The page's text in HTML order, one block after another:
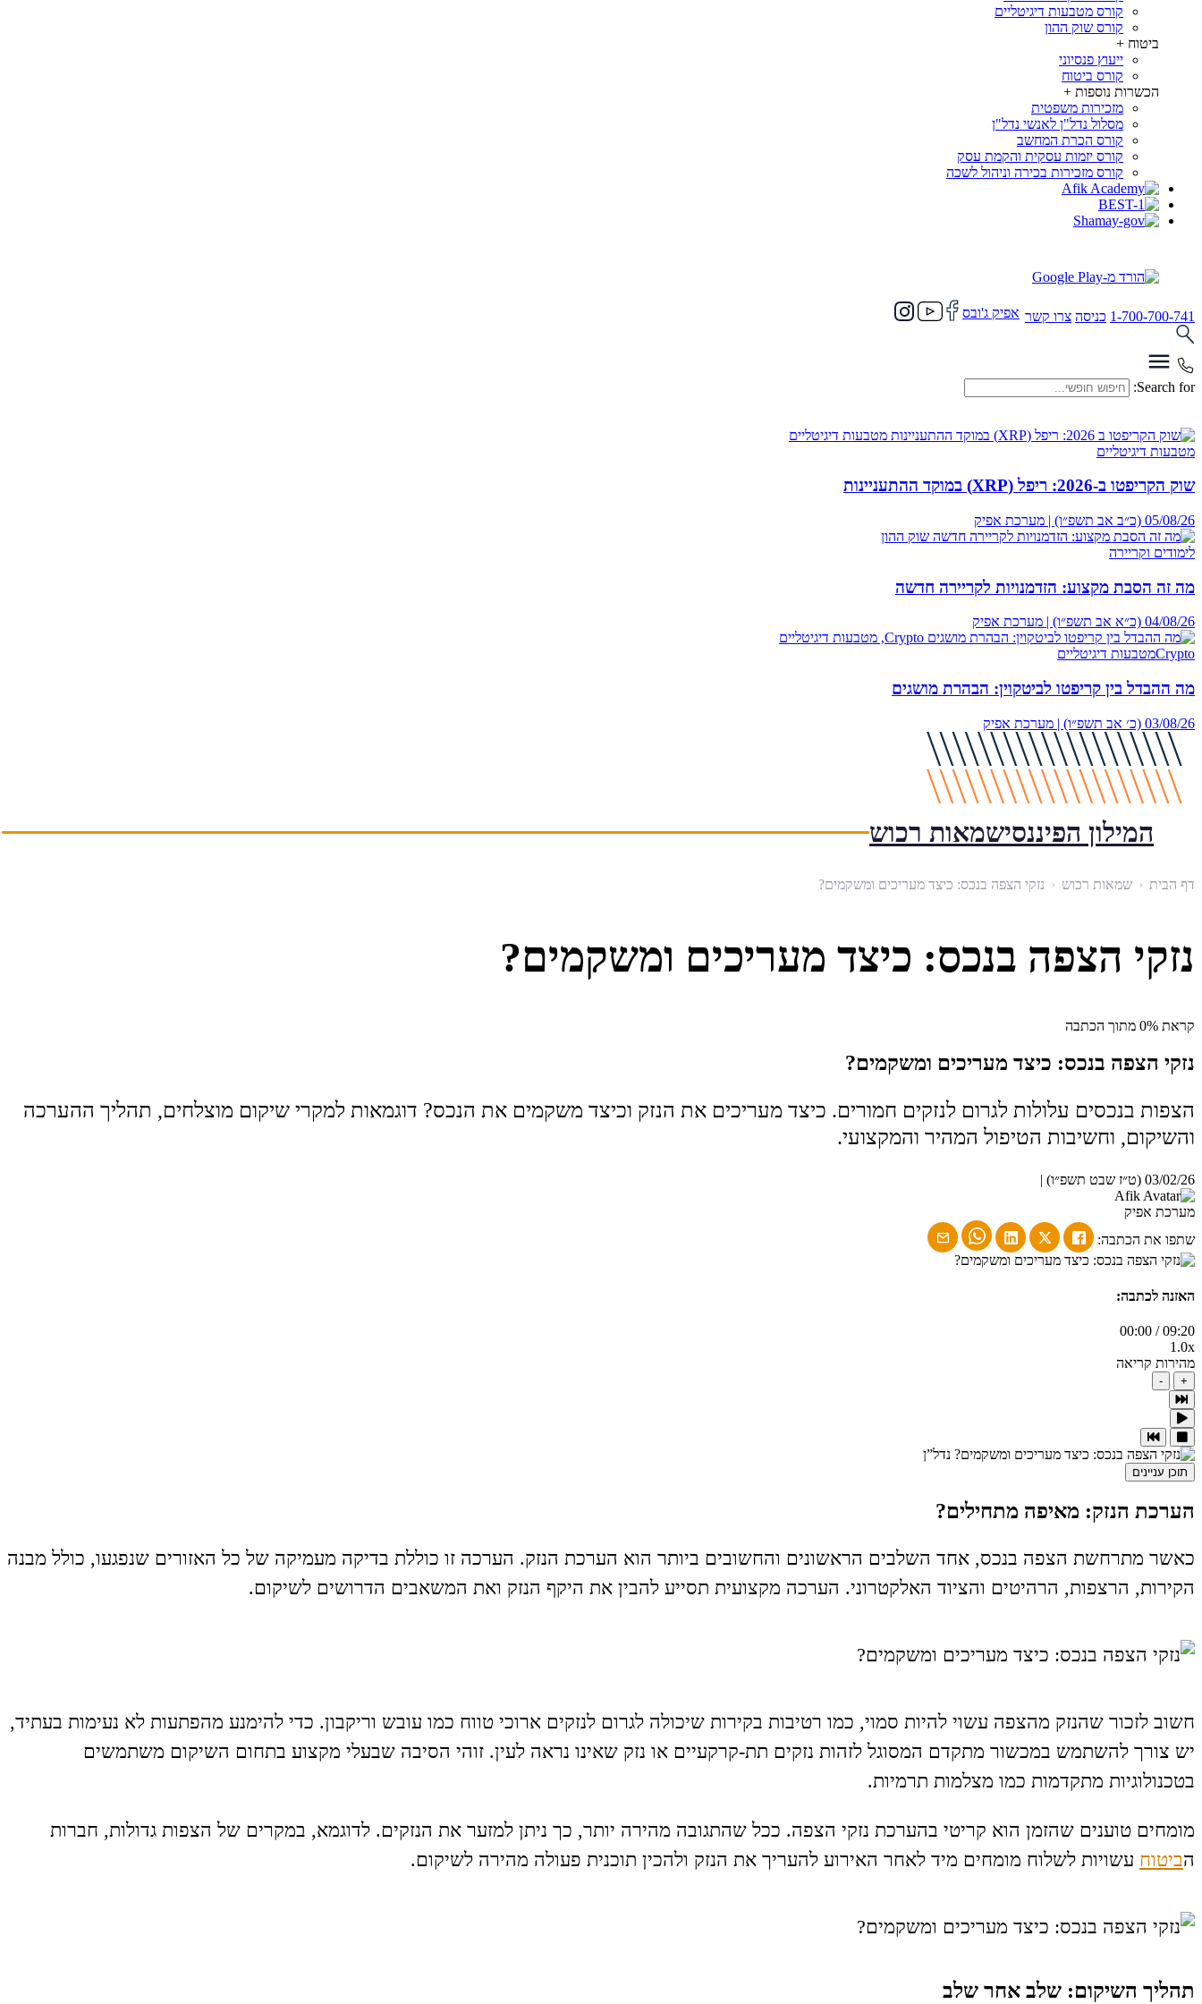
קורס מטבעות דיגיטליים
קורס שוק ההון
ביטוח +
ייעוץ פנסיוני
קורס ביטוח
הכשרות נוספות +
מזכירות משפטית
מסלול נדל"ן לאנשי נדל"ן
קורס הכרת המחשב
קורס יזמות עסקית והקמת עסק
קורס מזכירות בכירה וניהול לשכה
1-700-700-741 כניסה צרו קשר אפיק ג'ובס
Search for:
מטבעות דיגיטליים
שוק הקריפטו ב-2026: ריפל (XRP) במוקד ההתעניינות
05/08/26 (כ״ב אב תשפ״ו) | מערכת אפיק
לימודים וקריירה
מה זה הסבת מקצוע: הזדמנויות לקריירה חדשה
04/08/26 (כ״א אב תשפ״ו) | מערכת אפיק
Cryptoמטבעות דיגיטליים
מה ההבדל בין קריפטו לביטקוין: הבהרת מושגים
03/08/26 (כ׳ אב תשפ״ו) | מערכת אפיק
המילון הפיננסישמאות רכוש
דף הבית ‹ שמאות רכוש ‹ נזקי הצפה בנכס: כיצד מעריכים ומשקמים?
נזקי הצפה בנכס: כיצד מעריכים ומשקמים?
קראת 0% מתוך הכתבה
נזקי הצפה בנכס: כיצד מעריכים ומשקמים?
הצפות בנכסים עלולות לגרום לנזקים חמורים. כיצד מעריכים את הנזק וכיצד משקמים את הנכס? דוגמאות למקרי שיקום מוצלחים, תהליך ההערכה
והשיקום, וחשיבות הטיפול המהיר והמקצועי.
03/02/26 (ט״ז שבט תשפ״ו) |
מערכת אפיק
שתפו את הכתבה:
האזנה לכתבה:
09:20
/
00:00
1.0x
מהירות קריאה
+
-
תוכן עניינים
הערכת הנזק: מאיפה מתחילים?
כאשר מתרחשת הצפה בנכס, אחד השלבים הראשונים והחשובים ביותר הוא הערכת הנזק. הערכה זו כוללת בדיקה מעמיקה של כל האזורים שנפגעו, כולל מבנה
הקירות, הרצפות, הרהיטים והציוד האלקטרוני. הערכה מקצועית תסייע להבין את היקף הנזק ואת המשאבים הדרושים לשיקום.
חשוב לזכור שהנזק מהצפה עשוי להיות סמוי, כמו רטיבות בקירות שיכולה לגרום לנזקים ארוכי טווח כמו עובש וריקבון. כדי להימנע מהפתעות לא נעימות בעתיד,
יש צורך להשתמש במכשור מתקדם המסוגל לזהות נזקים תת-קרקעיים או נזק שאינו נראה לעין. זוהי הסיבה שבעלי מקצוע בתחום השיקום משתמשים
בטכנולוגיות מתקדמות כמו מצלמות תרמיות.
מומחים טוענים שהזמן הוא קריטי בהערכת נזקי הצפה. ככל שהתגובה מהירה יותר, כך ניתן למזער את הנזקים. לדוגמא, במקרים של הצפות גדולות, חברות
הביטוח עשויות לשלוח מומחים מיד לאחר האירוע להעריך את הנזק ולהכין תוכנית פעולה מהירה לשיקום.
תהליך השיקום: שלב אחר שלב